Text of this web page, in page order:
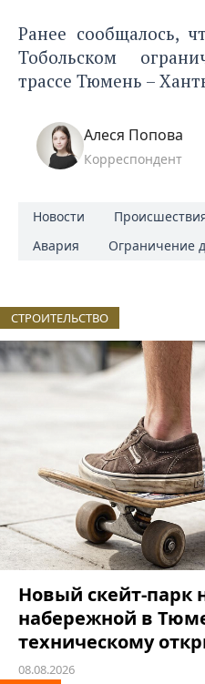
Ранее сообщалось,
Тобольском
трассе Тюмень –
Алеся Попова
Корреспондент
Новости
Авария
Ограничение
СТРОИТЕЛЬСТВО
Новый скейт-парк
набережной в
техническому
08.08.2026